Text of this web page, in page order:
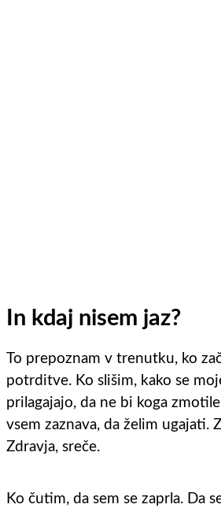
In kdaj nisem jaz?
To prepoznam v trenutku, ko
potrditve. Ko slišim, kako se
prilagajajo, da ne bi koga
vsem zaznava, da želim ugajati.
Zdravja, sreče.
Ko čutim, da sem se zaprla. Da